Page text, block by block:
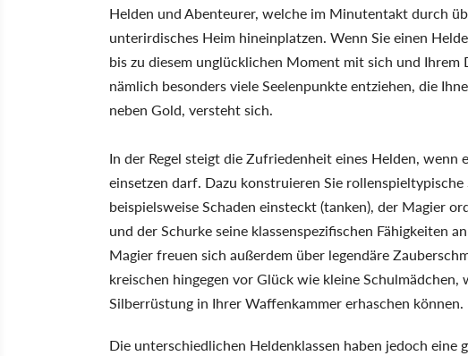
Helden und Abenteurer, welche im Minutentakt durch
unterirdisches Heim hineinplatzen. Wenn Sie einen
bis zu diesem unglücklichen Moment mit sich und
nämlich besonders viele Seelenpunkte entziehen, die
neben Gold, versteht sich.
In der Regel steigt die Zufriedenheit eines Helden,
einsetzen darf. Dazu konstruieren Sie
beispielsweise Schaden einsteckt (tanken), der Magier
und der Schurke seine klassenspezifischen Fähigkeiten
Magier freuen sich außerdem über legendäre
kreischen hingegen vor Glück wie kleine
Silberrüstung in Ihrer Waffenkammer erhaschen können.
Die unterschiedlichen Heldenklassen haben jedoch eine